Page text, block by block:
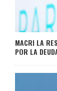
MACRI LA
POR LA